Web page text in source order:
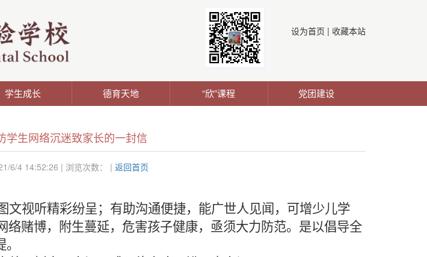
设为首页 | 收藏本站
学生成长 德育天地 “欣”课程 党团建设
学生网络沉迷致家长的一封信
6/4 14:52:26 | 浏览次数： | 返回首页
视听精彩纷呈；有助沟通便捷，能广世人见闻，可增少儿学
赌博，附生蔓延，危害孩子健康，亟须大力防范。是以倡导全